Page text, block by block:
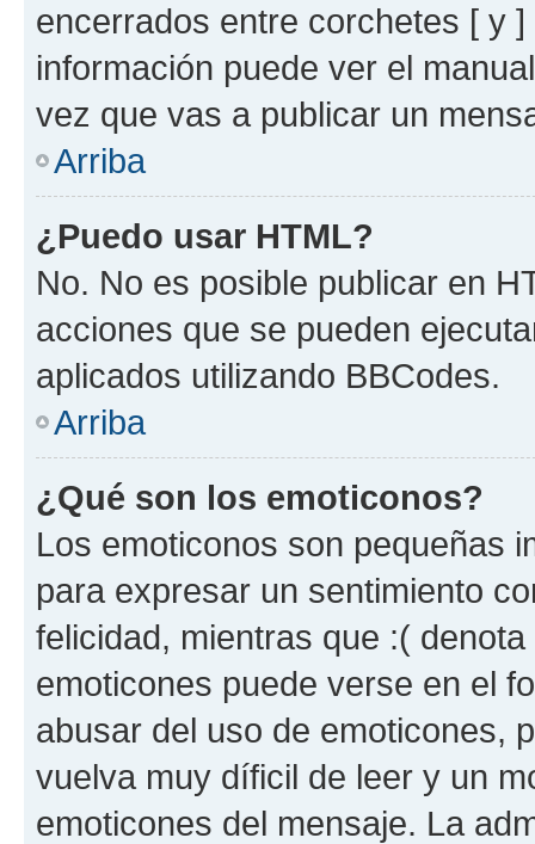
encerrados entre corchetes [ y
información puede ver el
vez que vas a publicar un
Arriba
¿Puedo usar HTML?
No. No es posible publicar en
acciones que se pueden
aplicados utilizando BBCodes.
Arriba
¿Qué son los emoticonos?
Los emoticonos son pequeñas
para expresar un sentimiento
felicidad, mientras que :(
emoticones puede verse en el
abusar del uso de emoticones,
vuelva muy díficil de leer y un
emoticones del mensaje. La